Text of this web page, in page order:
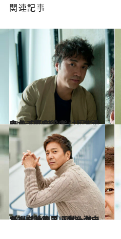
関連記事
2016.5.27
自ら「喜劇役者」と名乗る ムロツヨシとは何者なのか？
カルチャー
2019.3.20
キング・オブ・セーターブック降臨！ 風間トオルが撮影時の思い出を激白
カルチャー